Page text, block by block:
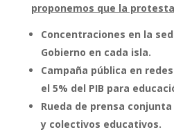
proponemos que la
Concentraciones en la
Gobierno en cada isla.
Campaña pública en
el 5% del PIB para
Rueda de prensa
y colectivos educativos.